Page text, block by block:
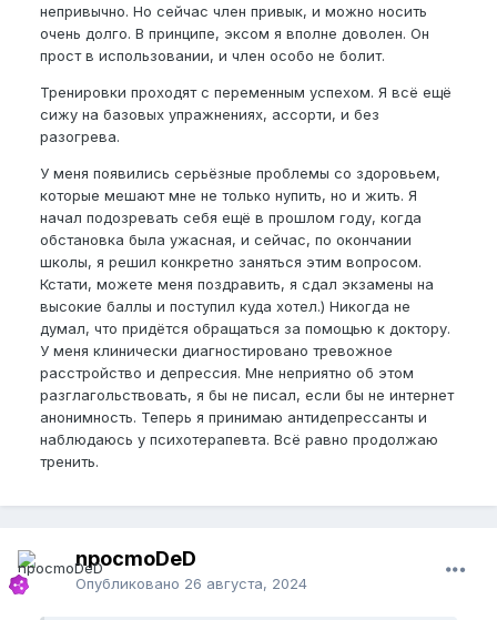
непривычно. Но сейчас член привык, и можно носить
очень долго. В принципе, эксом я вполне доволен. Он
прост в использовании, и член особо не болит.
Тренировки проходят с переменным успехом. Я всё ещё
сижу на базовых упражнениях, ассорти, и без
разогрева.
У меня появились серьёзные проблемы со здоровьем,
которые мешают мне не только нупить, но и жить. Я
начал подозревать себя ещё в прошлом году, когда
обстановка была ужасная, и сейчас, по окончании
школы, я решил конкретно заняться этим вопросом.
Кстати, можете меня поздравить, я сдал экзамены на
высокие баллы и поступил куда хотел.) Никогда не
думал, что придётся обращаться за помощью к доктору.
У меня клинически диагностировано тревожное
расстройство и депрессия. Мне неприятно об этом
разглагольствовать, я бы не писал, если бы не интернет
анонимность. Теперь я принимаю антидепрессанты и
наблюдаюсь у психотерапевта. Всё равно продолжаю
тренить.
npocmoDeD
Опубликовано 26 августа, 2024